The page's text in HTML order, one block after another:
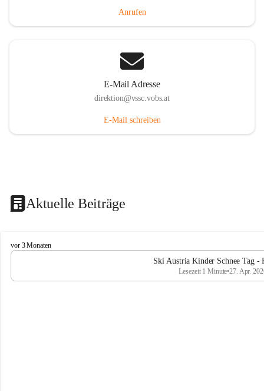
Anrufen
E-Mail Adresse
direktion@vssc.vobs.at
E-Mail schreiben
Aktuelle Beiträge
V
o
k
vor 3 Monaten
Ski Austria Kinder Schnee Tag -
Lesezeit 1 Minute•27. Apr.